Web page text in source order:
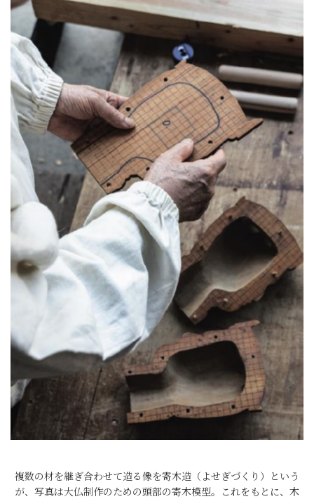
複数の材を継ぎ合わせて造る像を寄木造（よせぎづくり）という
が、写真は大仏制作のための頭部の寄木模型。これをもとに、木